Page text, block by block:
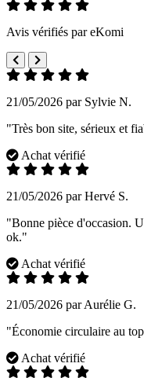
Avis vérifiés par eKomi
21/05/2026 par Sylvie N.
"Très bon site, sérieux et
Achat vérifié
21/05/2026 par Hervé S.
"Bonne pièce d'occasion.
ok."
Achat vérifié
21/05/2026 par Aurélie G.
"Économie circulaire au
Achat vérifié